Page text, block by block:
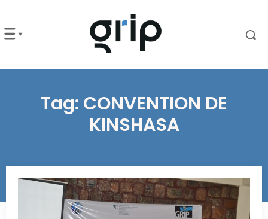
Tag: CONVENTION DE
KINSHASA